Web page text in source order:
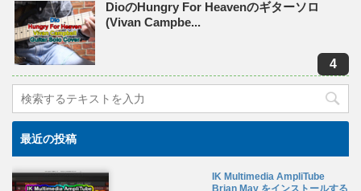
DioのHungry For Heavenのギターソロ
(Vivan Campbe...
最近の投稿
IK Multimedia AmpliTube